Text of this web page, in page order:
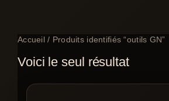
Accueil/ Produits identifiés “outils GN”
Voici le seul résultat